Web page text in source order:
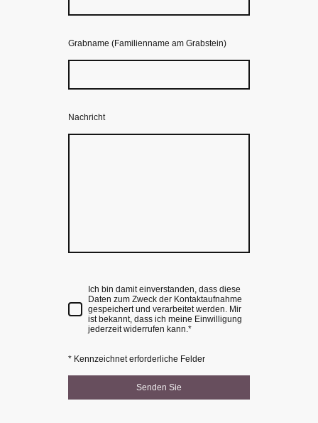
Grabname (Familienname am Grabstein)
Nachricht
Ich bin damit einverstanden, dass diese
Daten zum Zweck der Kontaktaufnahme
gespeichert und verarbeitet werden. Mir
ist bekannt, dass ich meine Einwilligung
jederzeit widerrufen kann.*
* Kennzeichnet erforderliche Felder
Senden Sie